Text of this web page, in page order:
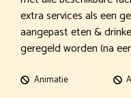
extra services als een
aangepast eten &
geregeld worden (na
Animatie